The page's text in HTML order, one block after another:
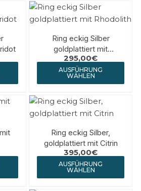
Ring eckig Silber
goldplattiert mit
Rhodolith
295,00€
AUSFÜHRUNG
WÄHLEN
Ring eckig Silber,
goldplattiert mit Citrin
395,00€
AUSFÜHRUNG
WÄHLEN